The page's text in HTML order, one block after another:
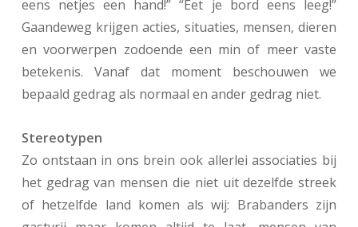
eens netjes een hand!” “Eet je bord eens leeg!”
Gaandeweg krijgen acties, situaties, mensen, dieren
en voorwerpen zodoende een min of meer vaste
betekenis. Vanaf dat moment beschouwen we
bepaald gedrag als normaal en ander gedrag niet.
Stereotypen
Zo ontstaan in ons brein ook allerlei associaties bij
het gedrag van mensen die niet uit dezelfde streek
of hetzelfde land komen als wij: Brabanders zijn